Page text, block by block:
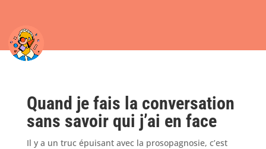
Quand je fais la conversation
sans savoir qui j’ai en face
Il y a un truc épuisant avec la prosopagnosie, c’est